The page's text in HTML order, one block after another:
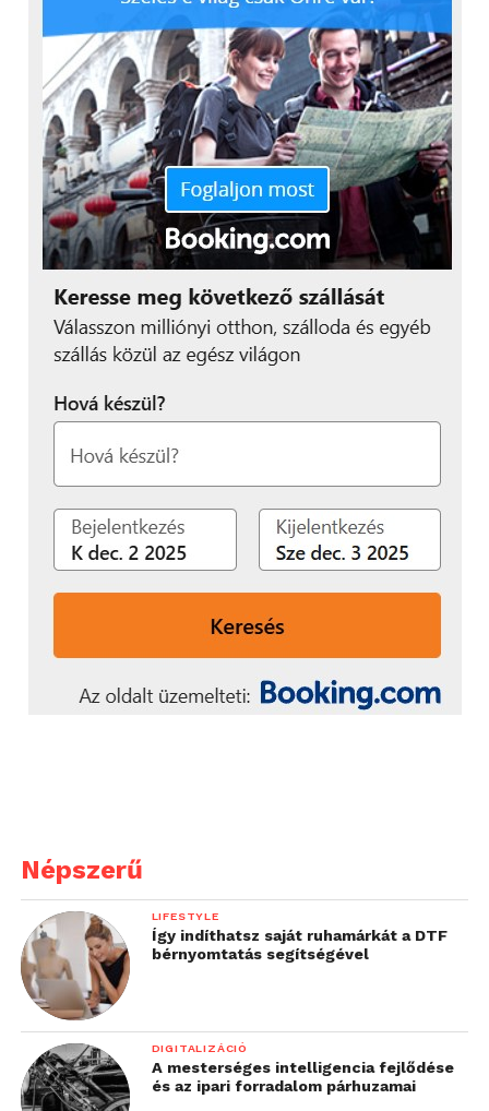
dokumentumkezelésre használatos WPS Office, a
tennivalók rendszerezésére szolgáló Todolist és a
előretelepítettek, ezek azonban csak 180 percig
használhatóak. Rajtuk kívül a szokásos Google
alkalmazások sem maradtak ki, van kereső, Gmail és
megfelelően a gyártók igyekeznek jobbnál jobb
egységeket beépíteni az újdonságok burkolatai alá.
Így van ez a P8 Lite-tal is, hiszen néhány évvel
ezelőtt még a csúcskategóriában is elképzelhetetlen
volt a 13 megapixeles kamera, mára pedig már egy
ilyen középkategóriás modellben is találkozhatunk
egy ilyen egységgel.
Népszerű
LIFESTYLE
Így indíthatsz saját ruhamárkát a DTF
bérnyomtatás segítségével
DIGITALIZÁCIÓ
A mesterséges intelligencia fejlődése
és az ipari forradalom párhuzamai